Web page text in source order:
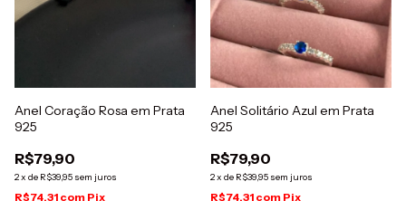
Anel Coração Rosa em Prata
925
R$79,90
2x de R$39,95 sem juros
R$74,31 com Pix
Anel Solitário Azul em Prata
925
R$79,90
2x de R$39,95 sem juros
R$74,31 com Pix